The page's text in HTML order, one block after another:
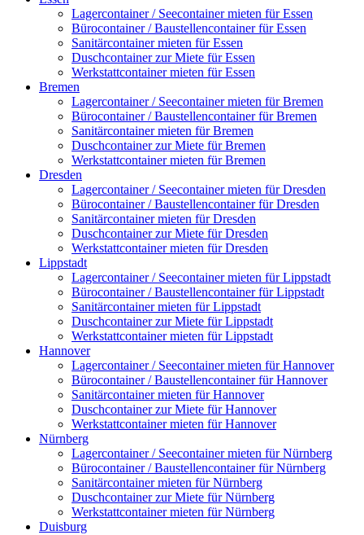
Lagercontainer / Seecontainer mieten für Essen
Bürocontainer / Baustellencontainer für Essen
Sanitärcontainer mieten für Essen
Duschcontainer zur Miete für Essen
Werkstattcontainer mieten für Essen
Bremen
Lagercontainer / Seecontainer mieten für Bremen
Bürocontainer / Baustellencontainer für Bremen
Sanitärcontainer mieten für Bremen
Duschcontainer zur Miete für Bremen
Werkstattcontainer mieten für Bremen
Dresden
Lagercontainer / Seecontainer mieten für Dresden
Bürocontainer / Baustellencontainer für Dresden
Sanitärcontainer mieten für Dresden
Duschcontainer zur Miete für Dresden
Werkstattcontainer mieten für Dresden
Lippstadt
Lagercontainer / Seecontainer mieten für Lippstadt
Bürocontainer / Baustellencontainer für Lippstadt
Sanitärcontainer mieten für Lippstadt
Duschcontainer zur Miete für Lippstadt
Werkstattcontainer mieten für Lippstadt
Hannover
Lagercontainer / Seecontainer mieten für Hannover
Bürocontainer / Baustellencontainer für Hannover
Sanitärcontainer mieten für Hannover
Duschcontainer zur Miete für Hannover
Werkstattcontainer mieten für Hannover
Nürnberg
Lagercontainer / Seecontainer mieten für Nürnberg
Bürocontainer / Baustellencontainer für Nürnberg
Sanitärcontainer mieten für Nürnberg
Duschcontainer zur Miete für Nürnberg
Werkstattcontainer mieten für Nürnberg
Duisburg